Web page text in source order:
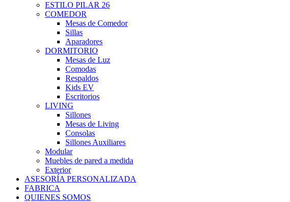
ESTILO PILAR 26
COMEDOR
Mesas de Comedor
Sillas
Aparadores
DORMITORIO
Mesas de Luz
Comodas
Respaldos
Kids EV
Escritorios
LIVING
Sillones
Mesas de Living
Consolas
Sillones Auxiliares
Modular
Muebles de pared a medida
Exterior
ASESORÍA PERSONALIZADA
FABRICA
QUIENES SOMOS